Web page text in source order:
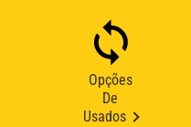
Opções
De
Usados